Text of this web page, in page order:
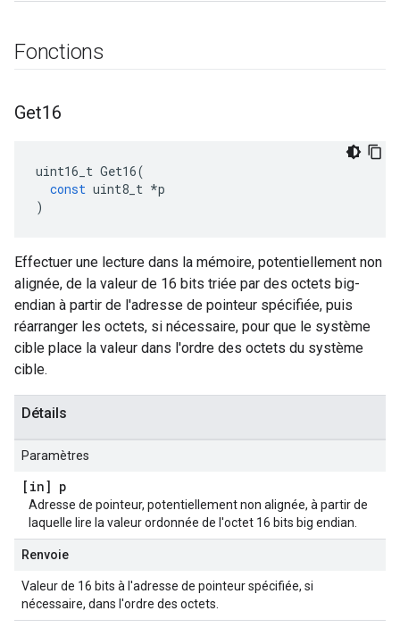
Fonctions
Get16
uint16_t Get16(
const uint8_t *p
)
Effectuer une lecture dans la mémoire, potentiellement non
alignée, de la valeur de 16 bits triée par des octets big-
endian à partir de l'adresse de pointeur spécifiée, puis
réarranger les octets, si nécessaire, pour que le système
cible place la valeur dans l'ordre des octets du système
cible.
Détails
Paramètres
[in] p
Adresse de pointeur, potentiellement non alignée, à partir de
laquelle lire la valeur ordonnée de l'octet 16 bits big endian.
Renvoie
Valeur de 16 bits à l'adresse de pointeur spécifiée, si
nécessaire, dans l'ordre des octets.